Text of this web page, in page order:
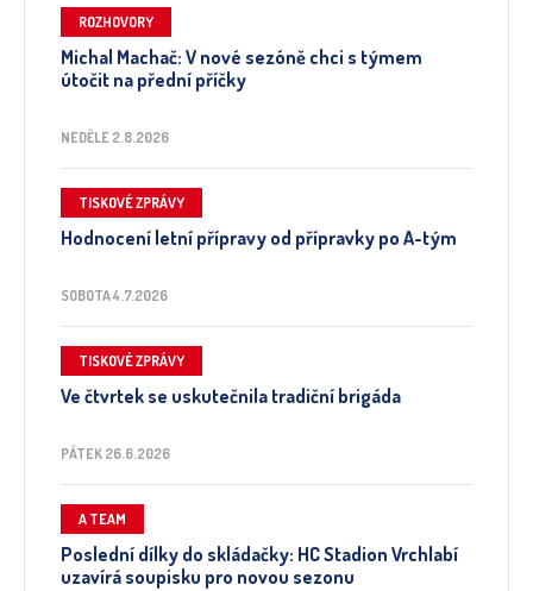
ROZHOVORY
Michal Machač: V nové sezóně chci s týmem
útočit na přední příčky
NEDĚLE 2.8.2026
TISKOVÉ ZPRÁVY
Hodnocení letní přípravy od přípravky po A-tým
SOBOTA 4.7.2026
TISKOVÉ ZPRÁVY
Ve čtvrtek se uskutečnila tradiční brigáda
PÁTEK 26.6.2026
A TEAM
Poslední dílky do skládačky: HC Stadion Vrchlabí
uzavírá soupisku pro novou sezonu